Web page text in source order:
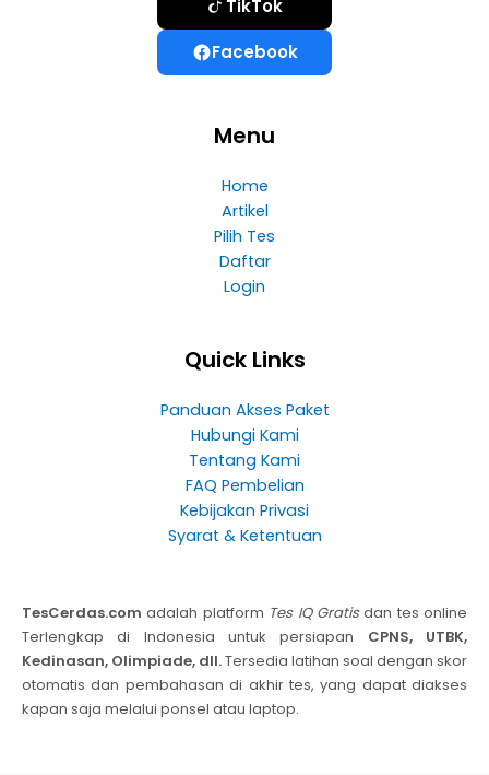
TikTok
Facebook
Menu
Home
Artikel
Pilih Tes
Daftar
Login
Quick Links
Panduan Akses Paket
Hubungi Kami
Tentang Kami
FAQ Pembelian
Kebijakan Privasi
Syarat & Ketentuan
TesCerdas.com adalah platform Tes IQ Gratisdan tes online
Terlengkap di Indonesia untuk persiapan CPNS, UTBK,
Kedinasan, Olimpiade, dll.Tersedia latihan soal dengan skor
otomatis dan pembahasan di akhir tes, yang dapat diakses
kapan saja melalui ponsel atau laptop.